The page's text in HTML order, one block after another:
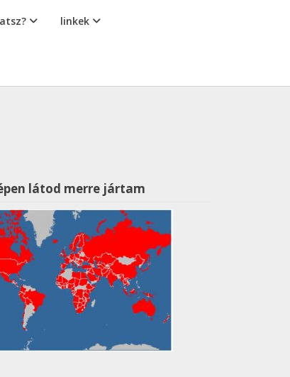
linkek
látod merre jártam